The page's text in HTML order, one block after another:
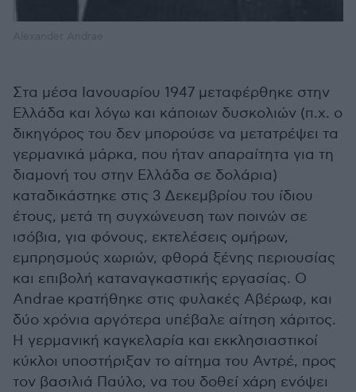
Στα μέσα Ιανουαρίου 1947 μεταφέρθηκε στην
Ελλάδα και λόγω και κάποιων δυσκολιών (π.χ. ο
δικηγόρος του δεν μπορούσε να μετατρέψει τα
γερμανικά μάρκα, που ήταν απαραίτητα για τη
διαμονή του στην Ελλάδα σε δολάρια)
καταδικάστηκε στις 3 Δεκεμβρίου του ίδιου
έτους, μετά τη συγχώνευση των ποινών σε
ισόβια, για φόνους, εκτελέσεις ομήρων,
εμπρησμούς χωριών, φθορά ξένης περιουσίας
και επιβολή καταναγκαστικής εργασίας. Ο
Andrae κρατήθηκε στις φυλακές Αβέρωφ, και
δύο χρόνια αργότερα υπέβαλε αίτηση χάριτος.
Η γερμανική καγκελαρία και εκκλησιαστικοί
κύκλοι υποστήριξαν το αίτημα του Αντρέ, προς
τον βασιλιά Παύλο, να του δοθεί χάρη ενόψει